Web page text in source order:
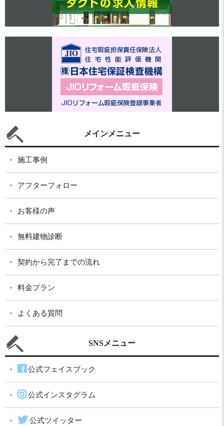
メインメニュー
施工事例
アフターフォロー
お客様の声
無料建物診断
契約から完了までの流れ
料金プラン
よくある質問
SNSメニュー
公式フェイスブック
公式インスタグラム
公式ツイッター